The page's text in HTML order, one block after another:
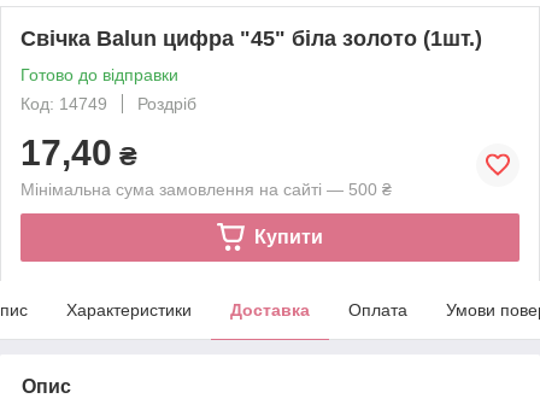
Свічка Balun цифра "45" біла золото (1шт.)
Готово до відправки
Код: 14749
Роздріб
17,40 ₴
Мінімальна сума замовлення на сайті — 500 ₴
Купити
Характеристики Доставка Оплата Умови
Опис